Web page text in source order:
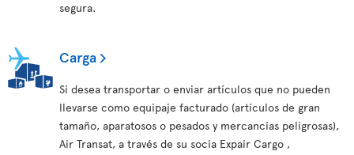
segura.
Carga
Si desea transportar o enviar artículos que no pueden
llevarse como equipaje facturado (artículos de gran
tamaño, aparatosos o pesados y mercancías peligrosas),
Air Transat, a través de su socia Expair Cargo ,